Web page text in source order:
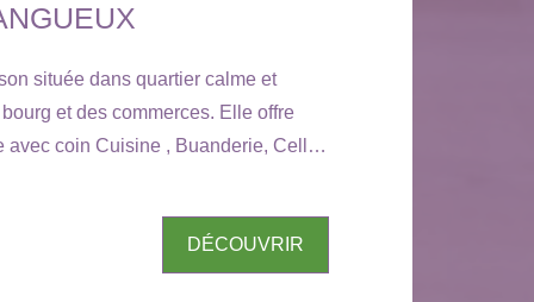
située dans quartier calme et
et des commerces. Elle offre
avec coin Cuisine , Buanderie, Cellier
auxquels ce bien est exposé
DÉCOUVRIR